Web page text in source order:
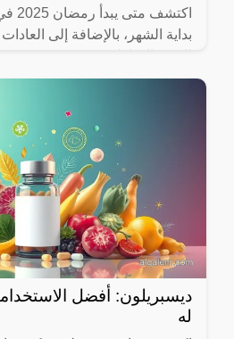
بداية الشهر، بالإضافة إلى العادات
ديسبريلون: أفضل
له